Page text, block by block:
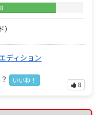
8
ディション
いいね！
8